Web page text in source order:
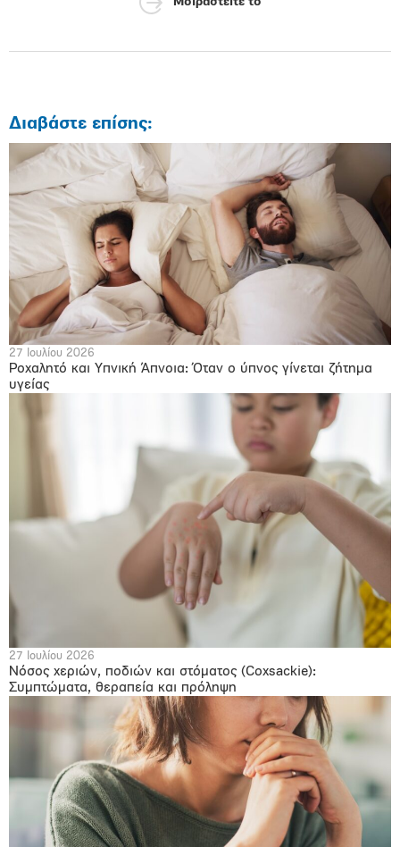
Διαβάστε επίσης:
27 Ιουλίου 2026
Ροχαλητό και Υπνική Άπνοια: Όταν ο ύπνος γίνεται ζήτημα
υγείας
27 Ιουλίου 2026
Νόσος χεριών, ποδιών και στόματος (Coxsackie):
Συμπτώματα, θεραπεία και πρόληψη